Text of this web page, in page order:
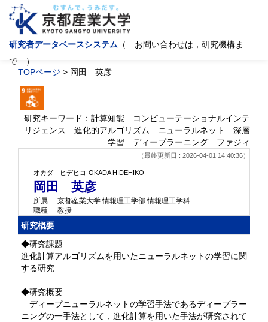
研究者データベースシステム （ お問い合わせは，研究機構ま
で ）
TOPページ > 岡田 英彦
研究キーワード：計算知能 コンピューテーショナルインテ
リジェンス 進化的アルゴリズム ニューラルネット 深層
学習 ディープラーニング ファジィ
（最終更新日 : 2026-04-01 14:40:36）
オカダ ヒデヒコ OKADA HIDEHIKO
岡田 英彦
所属
京都産業大学 情報理工学部 情報理工学科
職種
教授
研究概要
◆研究課題
進化計算アルゴリズムを用いたニューラルネットの学習に関
する研究
◆研究概要
ディープニューラルネットの学習手法であるディープラー
ニングの一手法として，進化計算を用いた手法が研究されて